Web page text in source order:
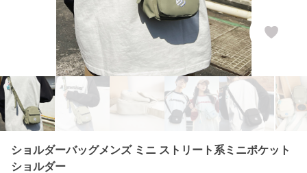
ショルダーバッグメンズ ミニ ストリート系ミニポケット
ショルダー